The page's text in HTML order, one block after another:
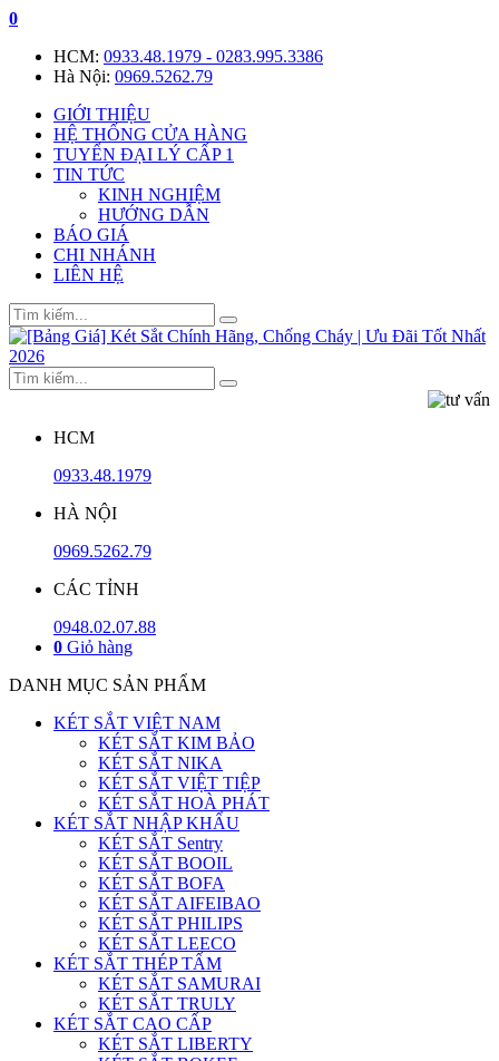
0
HCM: 0933.48.1979 - 0283.995.3386
Hà Nội: 0969.5262.79
GIỚI THIỆU
HỆ THỐNG CỬA HÀNG
TUYỂN ĐẠI LÝ CẤP 1
TIN TỨC
KINH NGHIỆM
HƯỚNG DẪN
BÁO GIÁ
CHI NHÁNH
LIÊN HỆ
HCM
0933.48.1979
HÀ NỘI
0969.5262.79
CÁC TỈNH
0948.02.07.88
0 Giỏ hàng
DANH MỤC SẢN PHẨM
KÉT SẮT VIỆT NAM
KÉT SẮT KIM BẢO
KÉT SẮT NIKA
KÉT SẮT VIỆT TIỆP
KÉT SẮT HOÀ PHÁT
KÉT SẮT NHẬP KHẨU
KÉT SẮT Sentry
KÉT SẮT BOOIL
KÉT SẮT BOFA
KÉT SẮT AIFEIBAO
KÉT SẮT PHILIPS
KÉT SẮT LEECO
KÉT SẮT THÉP TẤM
KÉT SẮT SAMURAI
KÉT SẮT TRULY
KÉT SẮT CAO CẤP
KÉT SẮT LIBERTY